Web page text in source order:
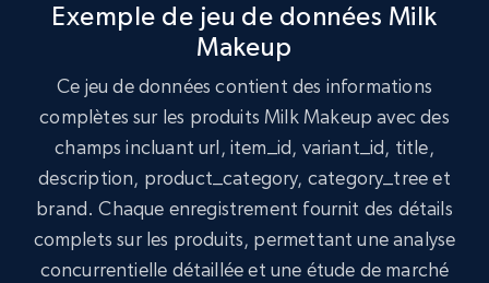
URL, Product id, Title, Product description,
Rating, Reviews count, Initial price, Discount,
and more.
eCommerce
Exemple de jeu de données Milk
Makeup
Ce jeu de données contient des informations
complètes sur les produits Milk Makeup avec des
champs incluant url, item_id, variant_id, title,
description, product_category, category_tree et
brand. Chaque enregistrement fournit des détails
complets sur les produits, permettant une analyse
concurrentielle détaillée et une étude de marché